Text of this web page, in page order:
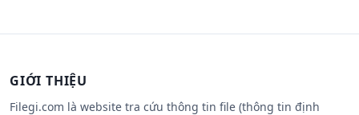
GIỚI THIỆU
Filegi.com là website tra cứu thông tin file (thông tin định